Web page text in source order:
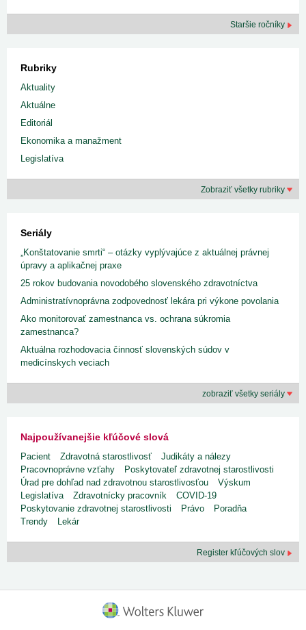
Staršie ročníky
Rubriky
Aktuality
Aktuálne
Editoriál
Ekonomika a manažment
Legislatíva
Zobraziť všetky rubriky
Seriály
„Konštatovanie smrti“ – otázky vyplývajúce z aktuálnej právnej
úpravy a aplikačnej praxe
25 rokov budovania novodobého slovenského zdravotníctva
Administratívnoprávna zodpovednosť lekára pri výkone povolania
Ako monitorovať zamestnanca vs. ochrana súkromia
zamestnanca?
Aktuálna rozhodovacia činnosť slovenských súdov v
medicínskych veciach
zobraziť všetky seriály
Najpoužívanejšie kľúčové slová
Pacient Zdravotná starostlivosť
Judikáty a nálezy
Pracovnoprávne vzťahy
Poskytovateľ zdravotnej starostlivosti
Úrad pre dohľad nad zdravotnou starostlivosťou
Výskum
Legislatíva
Zdravotnícky pracovník
COVID-19
Poskytovanie zdravotnej starostlivosti
Právo
Poradňa
Trendy
Lekár
Register kľúčových slov